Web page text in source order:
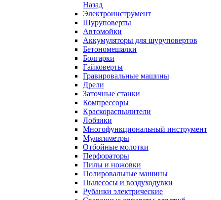
Назад
Электроинструмент
Шуруповерты
Автомойки
Аккумуляторы для шуруповертов
Бетономешалки
Болгарки
Гайковерты
Гравировальные машины
Дрели
Заточные станки
Компрессоры
Краскораспылители
Лобзики
Многофункциональный инструмент
Мультиметры
Отбойные молотки
Перфораторы
Пилы и ножовки
Полировальные машины
Пылесосы и воздуходувки
Рубанки электрические